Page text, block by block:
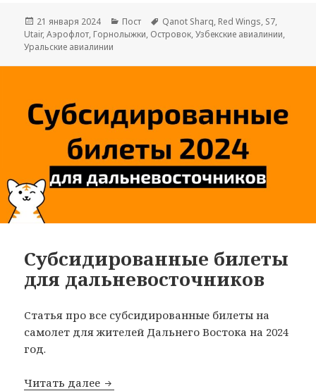
Опубликовано
21 января 2024 Рубрики
Пост Метки
Qanot Sharq, Red Wings, S7,
Utair,Аэрофлот, Горнолыжки, Островок,Узбекские авиалинии,
Уральские авиалинии
Субсидированные билеты
для дальневосточников
Статья про все субсидированные билеты на
самолет для жителей Дальнего Востока на 2024
год.
Читать далее Субсидированные билеты для